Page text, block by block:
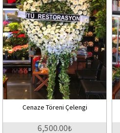
Cenaze Töreni Çelengi
6,500.00₺